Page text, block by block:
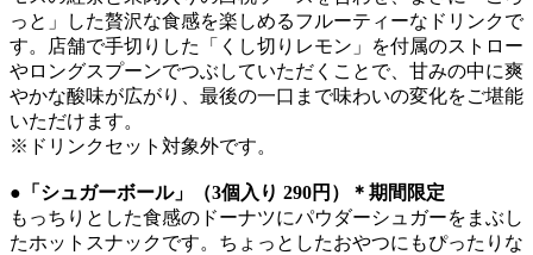
っと」した贅沢な食感を楽しめるフルーティーなドリンクで
す。店舗で手切りした「くし切りレモン」を付属のストロー
やロングスプーンでつぶしていただくことで、甘みの中に爽
やかな酸味が広がり、最後の一口まで味わいの変化をご堪能
いただけます。
※ドリンクセット対象外です。
●「シュガーボール」（3個入り 290円）＊期間限定
もっちりとした食感のドーナツにパウダーシュガーをまぶし
たホットスナックです。ちょっとしたおやつにもぴったりな